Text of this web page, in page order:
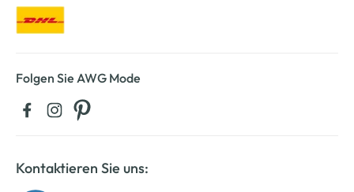
Folgen Sie AWG Mode
Kontaktieren Sie uns: